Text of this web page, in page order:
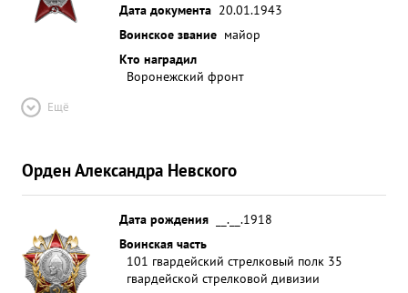
Дата документа 20.01.1943
Воинское звание майор
Кто наградил
Воронежский фронт
Ещё
Орден Александра Невского
Дата рождения
__.__.1918
Воинская часть
101 гвардейский стрелковый полк 35
гвардейской стрелковой дивизии